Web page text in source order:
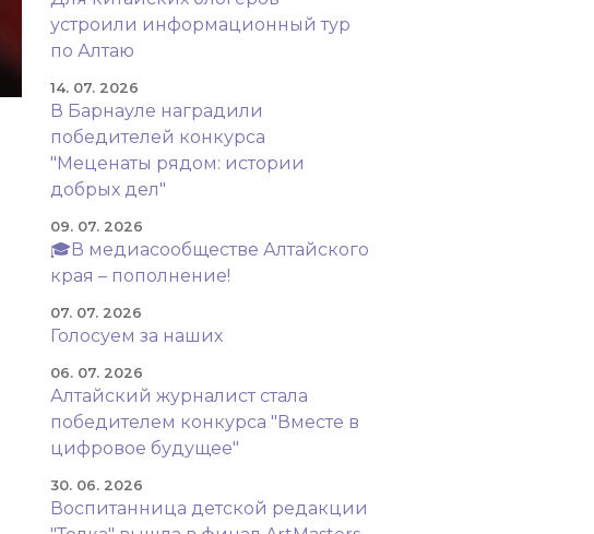
устроили информационный тур
по Алтаю
14. 07. 2026
В Барнауле наградили
победителей конкурса
"Меценаты рядом: истории
добрых дел"
09. 07. 2026
🎓В медиасообществе Алтайского
края – пополнение!
07. 07. 2026
Голосуем за наших
06. 07. 2026
Алтайский журналист стала
победителем конкурса "Вместе в
цифровое будущее"
30. 06. 2026
Воспитанница детской редакции